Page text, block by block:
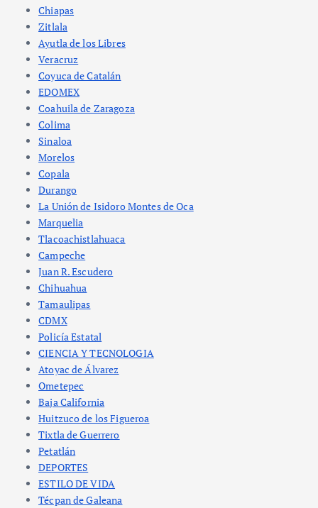
Chiapas
Zitlala
Ayutla de los Libres
Veracruz
Coyuca de Catalán
EDOMEX
Coahuila de Zaragoza
Colima
Sinaloa
Morelos
Copala
Durango
La Unión de Isidoro Montes de Oca
Marquelia
Tlacoachistlahuaca
Campeche
Juan R. Escudero
Chihuahua
Tamaulipas
CDMX
Policía Estatal
CIENCIA Y TECNOLOGIA
Atoyac de Álvarez
Ometepec
Baja California
Huitzuco de los Figueroa
Tixtla de Guerrero
Petatlán
DEPORTES
ESTILO DE VIDA
Técpan de Galeana